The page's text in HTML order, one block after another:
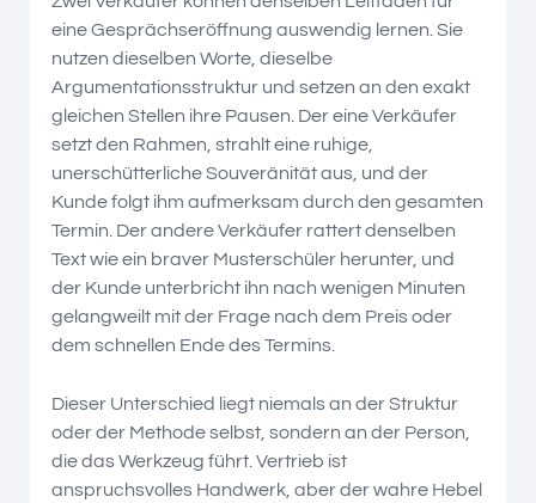
eine Gesprächseröffnung auswendig lernen. Sie
nutzen dieselben Worte, dieselbe
Argumentationsstruktur und setzen an den exakt
gleichen Stellen ihre Pausen. Der eine Verkäufer
setzt den Rahmen, strahlt eine ruhige,
unerschütterliche Souveränität aus, und der
Kunde folgt ihm aufmerksam durch den gesamten
Termin. Der andere Verkäufer rattert denselben
Text wie ein braver Musterschüler herunter, und
der Kunde unterbricht ihn nach wenigen Minuten
gelangweilt mit der Frage nach dem Preis oder
dem schnellen Ende des Termins.
Dieser Unterschied liegt niemals an der Struktur
oder der Methode selbst, sondern an der Person,
die das Werkzeug führt. Vertrieb ist
anspruchsvolles Handwerk, aber der wahre Hebel